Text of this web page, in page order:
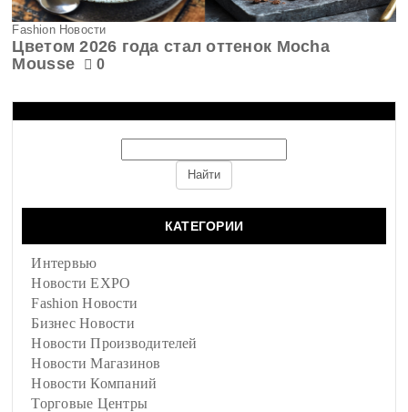
Fashion Новости
Цветом 2026 года стал оттенок Mocha
Mousse
0
КАТЕГОРИИ
Интервью
Новости EXPO
Fashion Новости
Бизнес Новости
Новости Производителей
Новости Магазинов
Новости Компаний
Торговые Центры